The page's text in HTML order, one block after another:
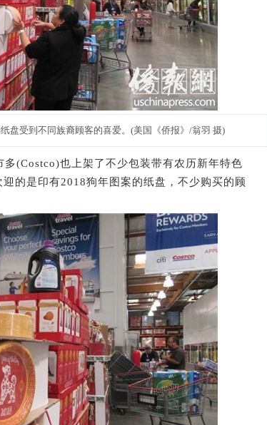
盘受到不同族裔顾客的喜爱。(美国《侨报》/翁羽 摄)
也上架了不少包装带有农历新年特色
的是印有2018狗年图案的纸盘，不少购买的顾